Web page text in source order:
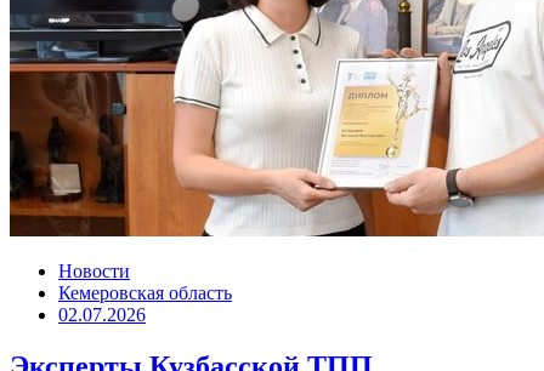
Новости
Кемеровская область
02.07.2026